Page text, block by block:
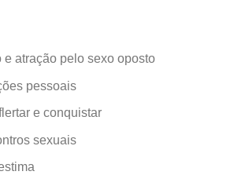
e atração pelo sexo oposto
pessoais
e conquistar
sexuais